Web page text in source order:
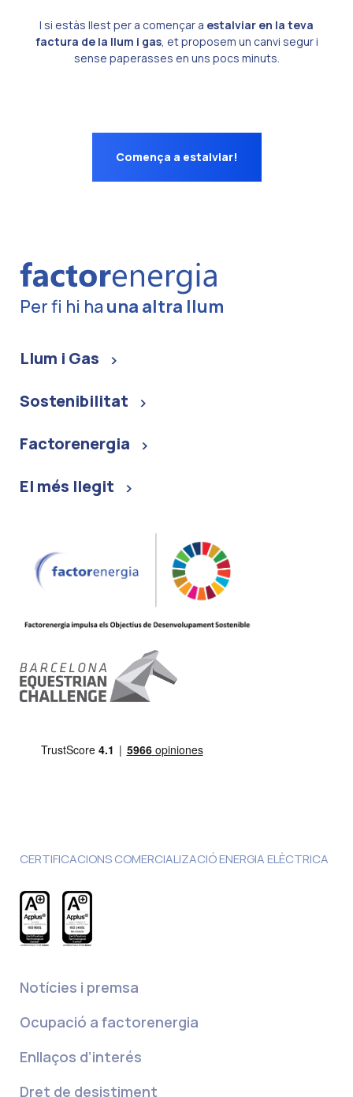
I si estàs llest per a començar a estalviar en la teva
factura de la llum i gas, et proposem un canvi segur i
sense paperasses en uns pocs minuts.
Comença a estalviar!
Per fi hi ha una altra llum
Llum i Gas
Sostenibilitat
Factorenergia
El més llegit
CERTIFICACIONS COMERCIALIZACIÓ ENERGIA ELÈCTRICA
Notícies i premsa
Ocupació a factorenergia
Enllaços d’interés
Dret de desistiment